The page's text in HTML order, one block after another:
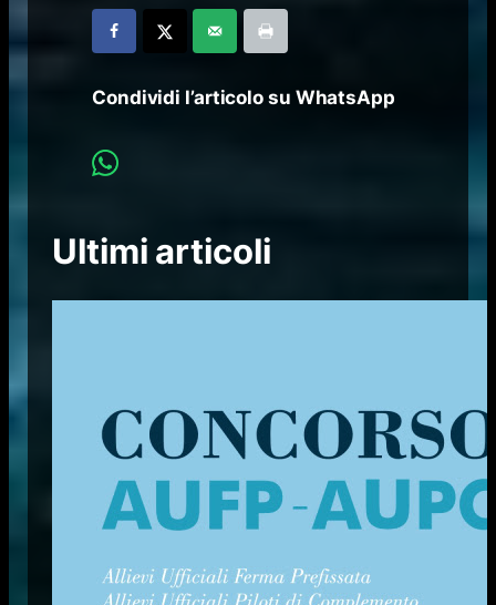
Condividi l’articolo su WhatsApp
Ultimi articoli